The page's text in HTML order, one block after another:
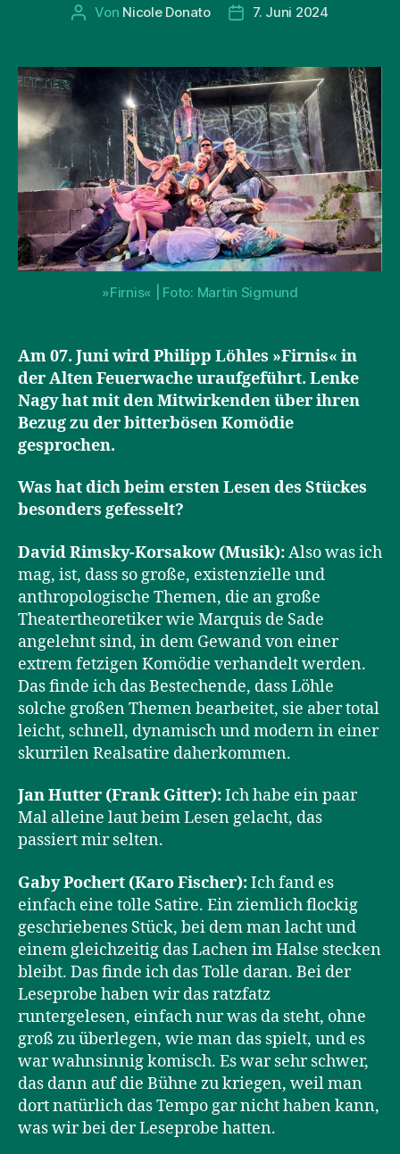
Beitragsautor
Von Nicole Donato Beitragsdatum
7. Juni 2024
»Firnis« | Foto: Martin Sigmund
Am 07. Juni wird Philipp Löhles »Firnis« in
der Alten Feuerwache uraufgeführt. Lenke
Nagy hat mit den Mitwirkenden über ihren
Bezug zu der bitterbösen Komödie
gesprochen.
Was hat dich beim ersten Lesen des Stückes
besonders gefesselt?
David Rimsky-Korsakow (Musik):Also was ich
mag, ist, dass so große, existenzielle und
anthropologische Themen, die an große
Theatertheoretiker wie Marquis de Sade
angelehnt sind, in dem Gewand von einer
extrem fetzigen Komödie verhandelt werden.
Das finde ich das Bestechende, dass Löhle
solche großen Themen bearbeitet, sie aber total
leicht, schnell, dynamisch und modern in einer
skurrilen Realsatire daherkommen.
Jan Hutter (Frank Gitter):Ich habe ein paar
Mal alleine laut beim Lesen gelacht, das
passiert mir selten.
Gaby Pochert (Karo Fischer):Ich fand es
einfach eine tolle Satire. Ein ziemlich flockig
geschriebenes Stück, bei dem man lacht und
einem gleichzeitig das Lachen im Halse stecken
bleibt. Das finde ich das Tolle daran. Bei der
Leseprobe haben wir das ratzfatz
runtergelesen, einfach nur was da steht, ohne
groß zu überlegen, wie man das spielt, und es
war wahnsinnig komisch. Es war sehr schwer,
das dann auf die Bühne zu kriegen, weil man
dort natürlich das Tempo gar nicht haben kann,
was wir bei der Leseprobe hatten.